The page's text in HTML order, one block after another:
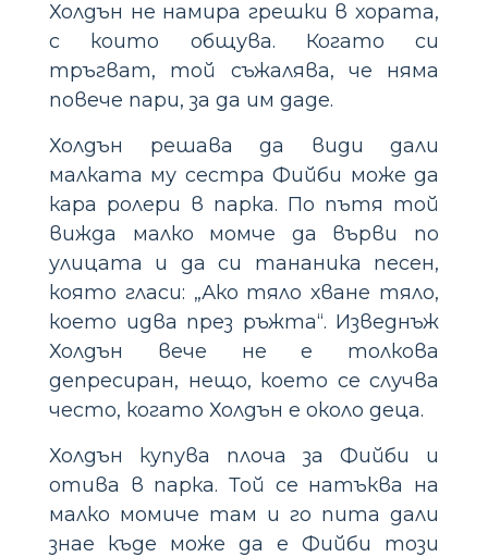
Холдън не намира грешки в хората,
с които общува. Когато си
тръгват, той съжалява, че няма
повече пари, за да им даде.
Холдън решава да види дали
малката му сестра Фийби може да
кара ролери в парка. По пътя той
вижда малко момче да върви по
улицата и да си тананика песен,
която гласи: „Ако тяло хване тяло,
което идва през ръжта“. Изведнъж
Холдън вече не е толкова
депресиран, нещо, което се случва
често, когато Холдън е около деца.
Холдън купува плоча за Фийби и
отива в парка. Той се натъква на
малко момиче там и го пита дали
знае къде може да е Фийби този